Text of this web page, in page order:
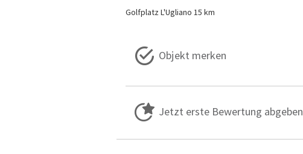
Golfplatz L'Ugliano 15 km
Objekt merken
Jetzt erste Bewertung abgeben